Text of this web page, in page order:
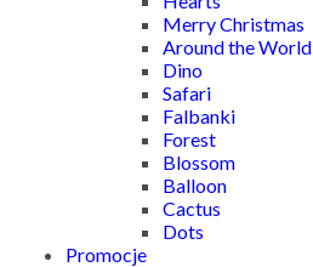
Merry Christmas
Around the World
Dino
Safari
Falbanki
Forest
Blossom
Balloon
Cactus
Dots
Promocje